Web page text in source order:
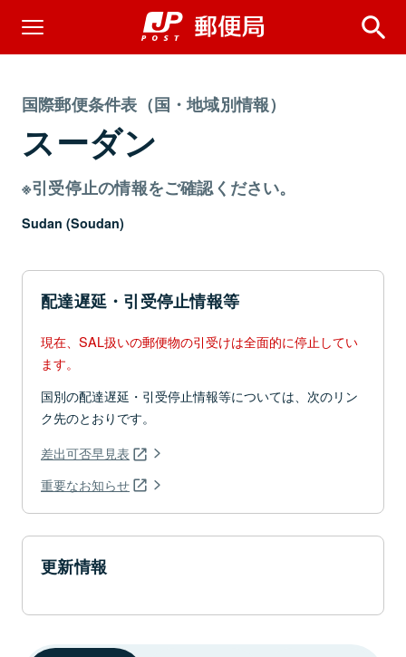
国際郵便条件表（国・地域別情報）
スーダン
※引受停止の情報をご確認ください。
Sudan (Soudan)
配達遅延・引受停止情報等
現在、SAL扱いの郵便物の引受けは全面的に停止してい
ます。
国別の配達遅延・引受停止情報等については、次のリン
ク先のとおりです。
差出可否早見表
重要なお知らせ
更新情報